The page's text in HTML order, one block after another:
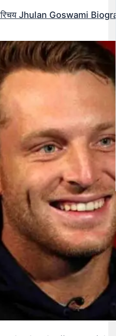
परिचय Jhulan Goswami